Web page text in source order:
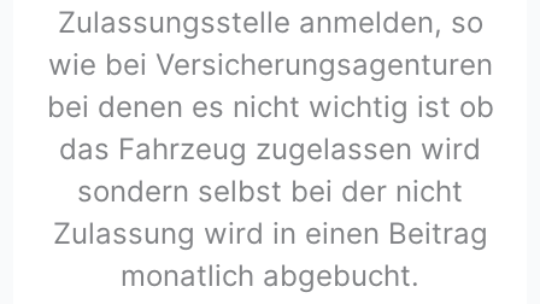
Zulassungsstelle anmelden, so
wie bei Versicherungsagenturen
bei denen es nicht wichtig ist ob
das Fahrzeug zugelassen wird
sondern selbst bei der nicht
Zulassung wird in einen Beitrag
monatlich abgebucht.